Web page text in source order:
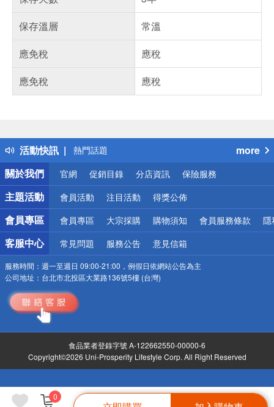
0
保存溫層
常溫
應免稅
應稅
應免稅
應稅
活動快訊
得獎公告
熱門話題
銀行優惠
偏遠地區配送
詐騙網頁！請小心！
more
關於我們
官網 促銷目錄 分店資訊 保險服務
主題活動 會員活動 注目活動 得獎公佈
會員專區 會員專區 大宗採購 購物須知 會員服務條款 隱
客服中心 常見問題 服務公告 意見信箱
服務時間： 週一至週日 09:00-21:00，例假日依網站公告為主
公司地址： 台北市北投區大業路136號5樓 (台灣)
食品業者登錄字號 A-122662550-00000-6
Copyright©2026 Uni-Prosperity Lifestyle Corp. All Right Reserved